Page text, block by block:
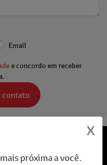
Email
e concordo em receber
contato
X
próxima a você.